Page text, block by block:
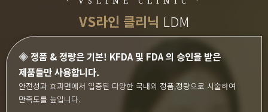
VS라인 클리닉 LDM
◈정품 & 정량은 기본! KFDA 및 FDA 의 승인을 받은
제품들만 사용합니다.
안전성과 효과면에서 입증된 다양한 국내외 정품,정량으로 시술하여
만족도를 높입니다.